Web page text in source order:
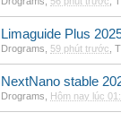
Limaguide Plus
Drograms 59 phút trước
NextNano stable
Drograms Hôm nay lúc